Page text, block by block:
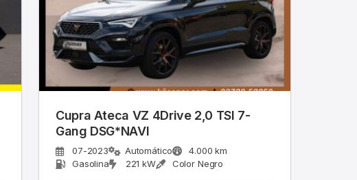
Cupra Ateca VZ 4Drive 2,0 TSI 7-
Gang DSG*NAVI
07-2023 Automático
4.000 km
Gasolina
221 kW Color Negro